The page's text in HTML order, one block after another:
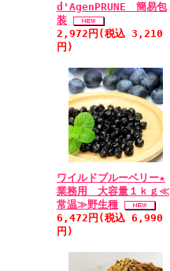
d'AgenPRUNE 簡易包
装
2,972円(税込 3,210
円)
ワイルドブルーベリー★
業務用 大容量１ｋｇ≪
常温≫野生種
6,472円(税込 6,990
円)